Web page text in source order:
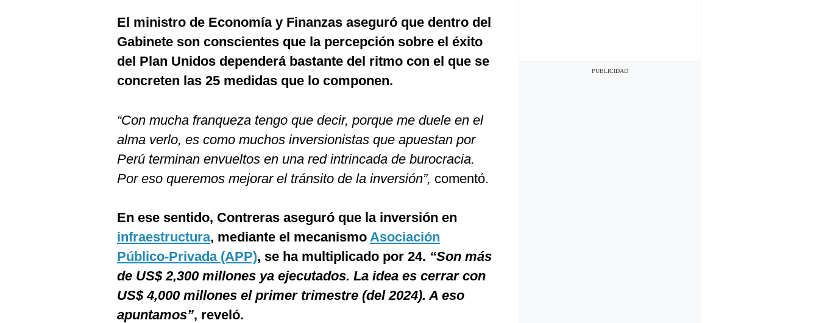
El ministro de Economía y Finanzas aseguró que dentro del
Gabinete son conscientes que la percepción sobre el éxito
del Plan Unidos dependerá bastante del ritmo con el que se
concreten las 25 medidas que lo componen.
“Con mucha franqueza tengo que decir, porque me duele en el
alma verlo, es como muchos inversionistas que apuestan por
Perú terminan envueltos en una red intrincada de burocracia.
Por eso queremos mejorar el tránsito de la inversión”, comentó.
En ese sentido, Contreras aseguró que la inversión en
infraestructura, mediante el mecanismo Asociación
Público-Privada (APP), se ha multiplicado por 24. “Son más
de US$ 2,300 millones ya ejecutados. La idea es cerrar con
US$ 4,000 millones el primer trimestre (del 2024). A eso
apuntamos”, reveló.